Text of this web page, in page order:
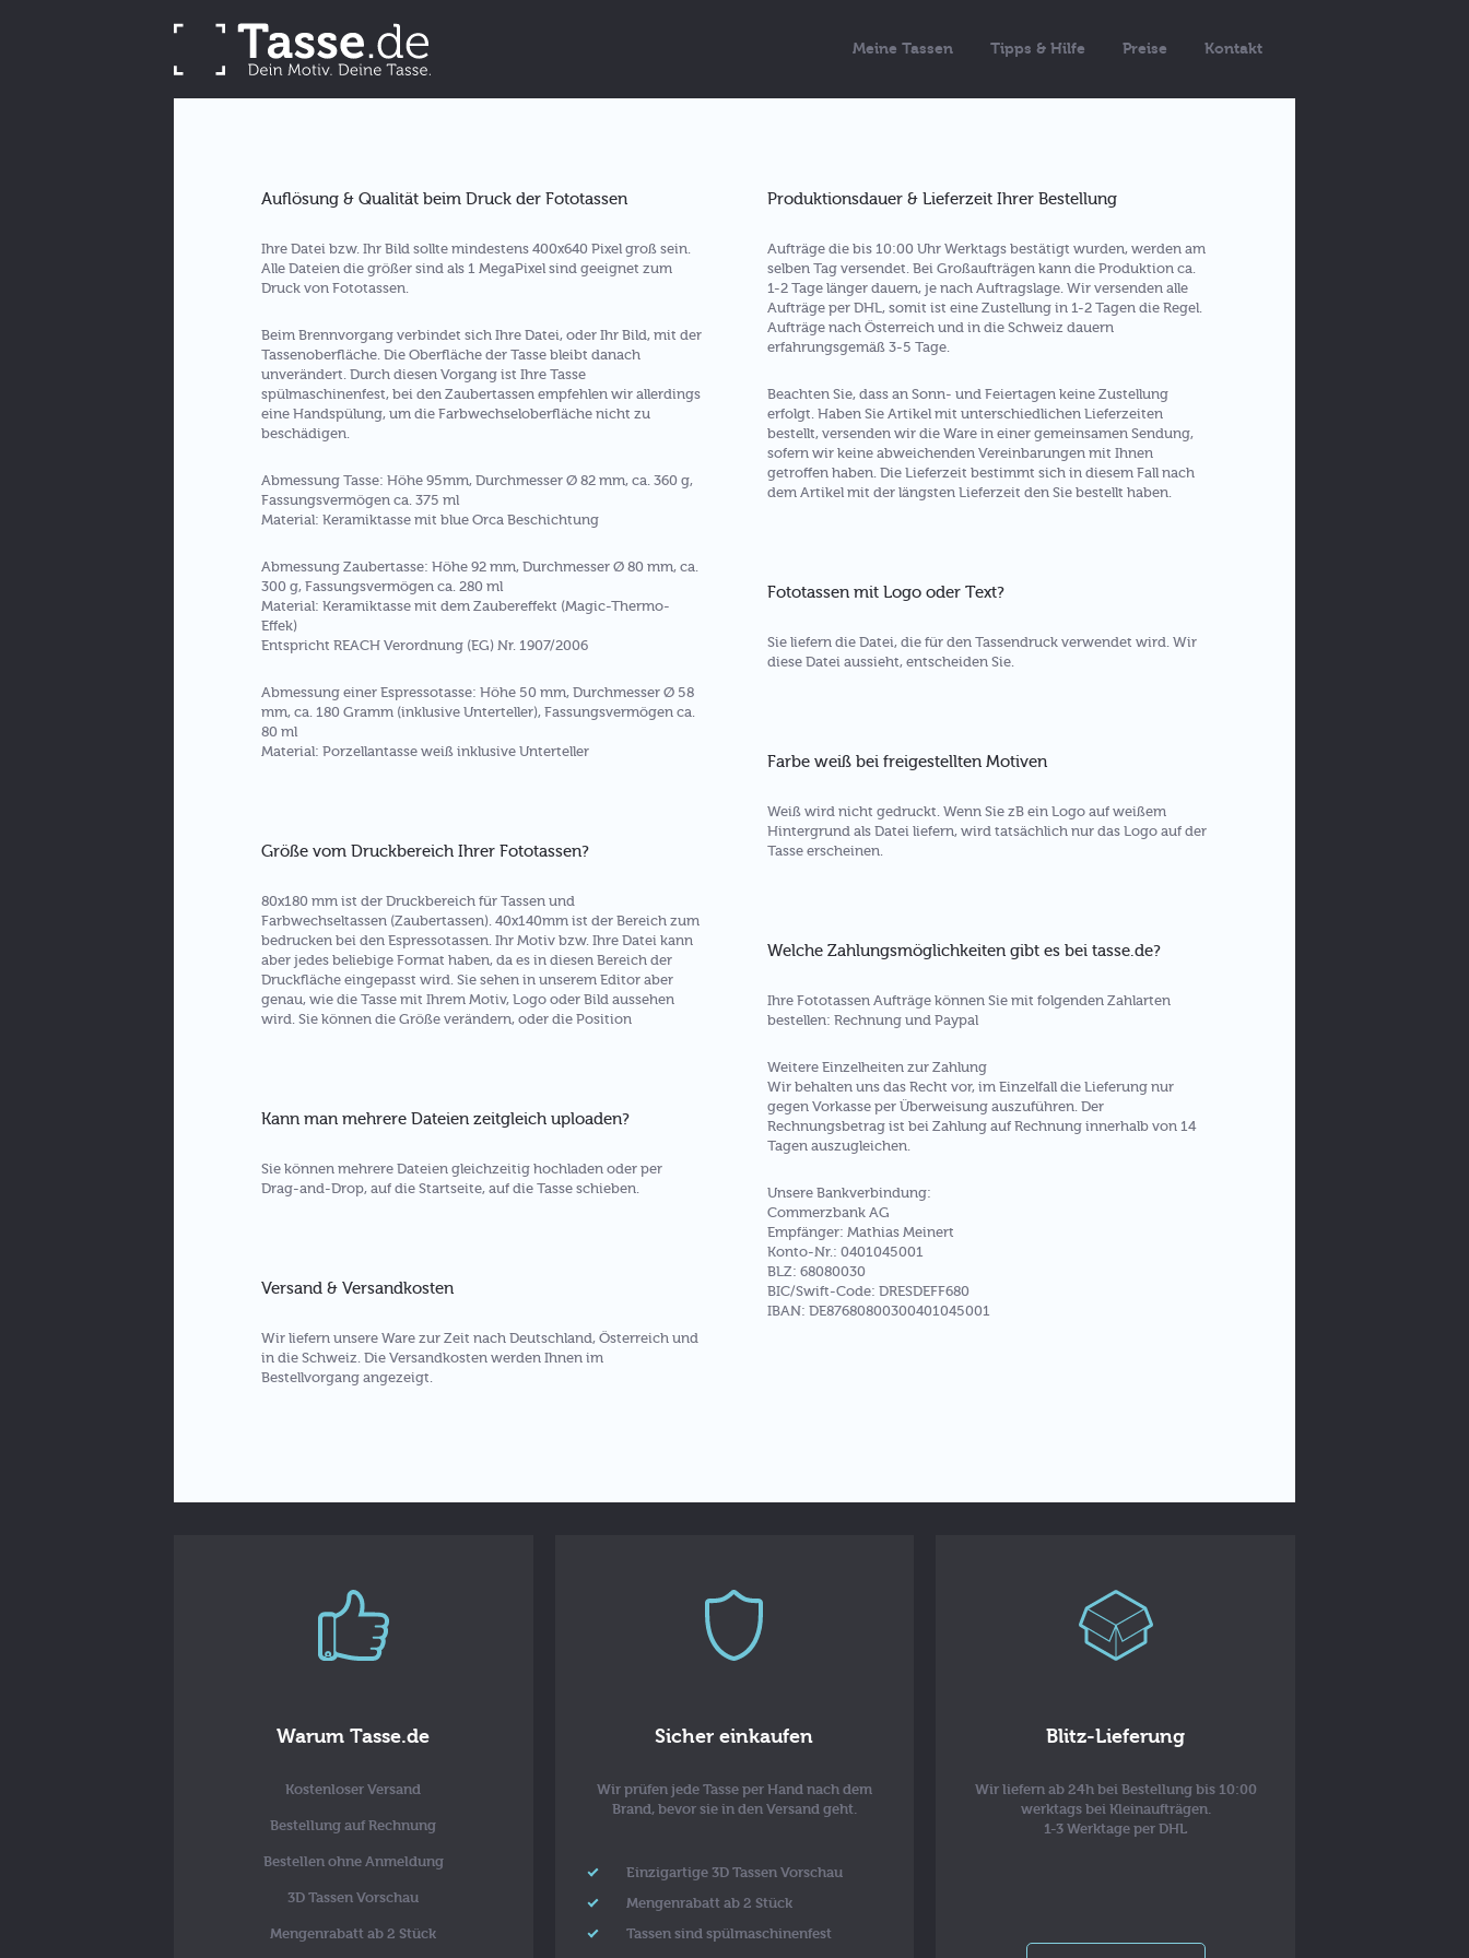
Meine Tassen Tipps & Hilfe Preise Kontakt
Auflösung & Qualität beim Druck der Fototassen
Ihre Datei bzw. Ihr Bild sollte mindestens 400x640 Pixel groß sein.
Alle Dateien die größer sind als 1 MegaPixel sind geeignet zum
Druck von Fototassen.
Beim Brennvorgang verbindet sich Ihre Datei, oder Ihr Bild, mit der
Tassenoberfläche. Die Oberfläche der Tasse bleibt danach
unverändert. Durch diesen Vorgang ist Ihre Tasse
spülmaschinenfest, bei den Zaubertassen empfehlen wir allerdings
eine Handspülung, um die Farbwechseloberfläche nicht zu
beschädigen.
Abmessung Tasse: Höhe 95mm, Durchmesser Ø 82 mm, ca. 360 g,
Fassungsvermögen ca. 375 ml
Material: Keramiktasse mit blue Orca Beschichtung
Abmessung Zaubertasse: Höhe 92 mm, Durchmesser Ø 80 mm, ca.
300 g, Fassungsvermögen ca. 280 ml
Material: Keramiktasse mit dem Zaubereffekt (Magic-Thermo-
Effek)
Entspricht REACH Verordnung (EG) Nr. 1907/2006
Abmessung einer Espressotasse: Höhe 50 mm, Durchmesser Ø 58
mm, ca. 180 Gramm (inklusive Unterteller), Fassungsvermögen ca.
80 ml
Material: Porzellantasse weiß inklusive Unterteller
Größe vom Druckbereich Ihrer Fototassen?
80x180 mm ist der Druckbereich für Tassen und
Farbwechseltassen (Zaubertassen). 40x140mm ist der Bereich zum
bedrucken bei den Espressotassen. Ihr Motiv bzw. Ihre Datei kann
aber jedes beliebige Format haben, da es in diesen Bereich der
Druckfläche eingepasst wird. Sie sehen in unserem Editor aber
genau, wie die Tasse mit Ihrem Motiv, Logo oder Bild aussehen
wird. Sie können die Größe verändern, oder die Position
Kann man mehrere Dateien zeitgleich uploaden?
Sie können mehrere Dateien gleichzeitig hochladen oder per
Drag-and-Drop, auf die Startseite, auf die Tasse schieben.
Versand & Versandkosten
Wir liefern unsere Ware zur Zeit nach Deutschland, Österreich und
in die Schweiz. Die Versandkosten werden Ihnen im
Bestellvorgang angezeigt.
Produktionsdauer & Lieferzeit Ihrer Bestellung
Aufträge die bis 10:00 Uhr Werktags bestätigt wurden, werden am
selben Tag versendet. Bei Großaufträgen kann die Produktion ca.
1-2 Tage länger dauern, je nach Auftragslage. Wir versenden alle
Aufträge per DHL, somit ist eine Zustellung in 1-2 Tagen die Regel.
Aufträge nach Österreich und in die Schweiz dauern
erfahrungsgemäß 3-5 Tage.
Beachten Sie, dass an Sonn- und Feiertagen keine Zustellung
erfolgt. Haben Sie Artikel mit unterschiedlichen Lieferzeiten
bestellt, versenden wir die Ware in einer gemeinsamen Sendung,
sofern wir keine abweichenden Vereinbarungen mit Ihnen
getroffen haben. Die Lieferzeit bestimmt sich in diesem Fall nach
dem Artikel mit der längsten Lieferzeit den Sie bestellt haben.
Fototassen mit Logo oder Text?
Sie liefern die Datei, die für den Tassendruck verwendet wird. Wir
diese Datei aussieht, entscheiden Sie.
Farbe weiß bei freigestellten Motiven
Weiß wird nicht gedruckt. Wenn Sie zB ein Logo auf weißem
Hintergrund als Datei liefern, wird tatsächlich nur das Logo auf der
Tasse erscheinen.
Welche Zahlungsmöglichkeiten gibt es bei tasse.de?
Ihre Fototassen Aufträge können Sie mit folgenden Zahlarten
bestellen: Rechnung und Paypal
Weitere Einzelheiten zur Zahlung
Wir behalten uns das Recht vor, im Einzelfall die Lieferung nur
gegen Vorkasse per Überweisung auszuführen. Der
Rechnungsbetrag ist bei Zahlung auf Rechnung innerhalb von 14
Tagen auszugleichen.
Unsere Bankverbindung:
Commerzbank AG
Empfänger: Mathias Meinert
Konto-Nr.: 0401045001
BLZ: 68080030
BIC/Swift-Code: DRESDEFF680
IBAN: DE87680800300401045001
Warum Tasse.de
Kostenloser Versand
Bestellung auf Rechnung
Bestellen ohne Anmeldung
3D Tassen Vorschau
Mengenrabatt ab 2 Stück
Sicher einkaufen
Wir prüfen jede Tasse per Hand nach dem
Brand, bevor sie in den Versand geht.
Einzigartige 3D Tassen Vorschau
Mengenrabatt ab 2 Stück
Tassen sind spülmaschinenfest
Blitz-Lieferung
Wir liefern ab 24h bei Bestellung bis 10:00
werktags bei Kleinaufträgen.
1-3 Werktage per DHL